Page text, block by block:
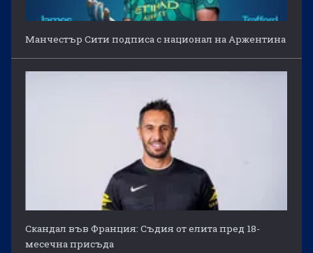
Манчестър Сити подписа с национал на Аржентина
Скандал във Франция: Съдия от елита пред 18-
месечна присъда